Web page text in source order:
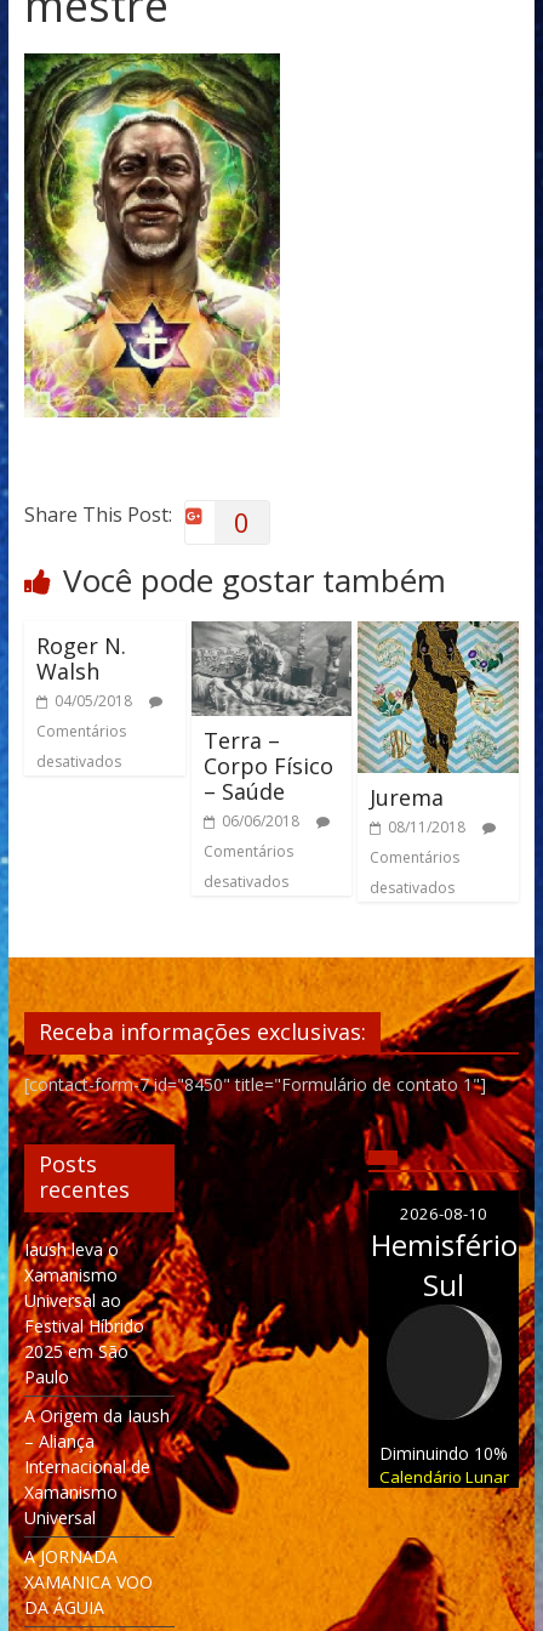
Share This Post: 0
Você pode gostar também
Roger N.
Walsh
04/05/2018
Comentários
desativados
Terra –
Corpo Físico
– Saúde
06/06/2018
Comentários
desativados
Jurema
08/11/2018
Comentários
desativados
Receba informações exclusivas:
[contact-form-7 id="8450" title="Formulário de contato 1"]
Posts
recentes
Iaush leva o
Xamanismo
Universal ao
Festival Híbrido
2025 em São
Paulo
A Origem da Iaush
– Aliança
Internacional de
Xamanismo
Universal
A JORNADA
XAMANICA VOO
DA ÁGUIA
2026-08-10
Hemisfério
Sul
Diminuindo 10%
Calendário Lunar